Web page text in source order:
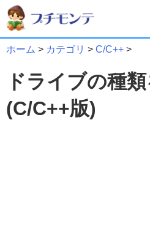
ホーム > カテゴリ > C/C++ >
ドライブの種
(C/C++版)